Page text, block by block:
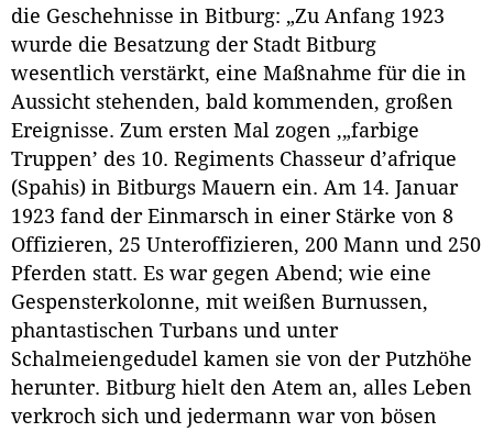
die Geschehnisse in Bitburg: „Zu Anfang 1923
wurde die Besatzung der Stadt Bitburg
wesentlich verstärkt, eine Maßnahme für die in
Aussicht stehenden, bald kommenden, großen
Ereignisse. Zum ersten Mal zogen ‚„farbige
Truppen’ des 10. Regiments Chasseur d’afrique
(Spahis) in Bitburgs Mauern ein. Am 14. Januar
1923 fand der Einmarsch in einer Stärke von 8
Offizieren, 25 Unteroffizieren, 200 Mann und 250
Pferden statt. Es war gegen Abend; wie eine
Gespensterkolonne, mit weißen Burnussen,
phantastischen Turbans und unter
Schalmeiengedudel kamen sie von der Putzhöhe
herunter. Bitburg hielt den Atem an, alles Leben
verkroch sich und jedermann war von bösen